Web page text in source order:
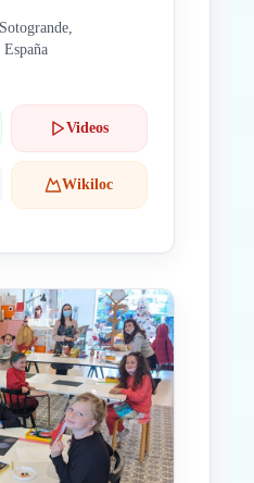
Videos
Wikiloc